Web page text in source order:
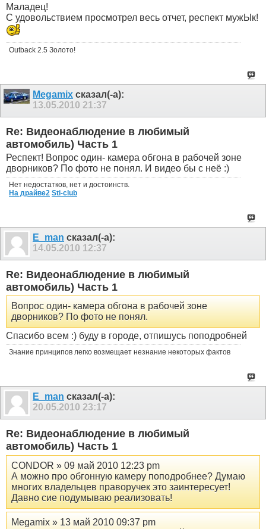
Маладец!
С удовольствием просмотрел весь отчет, респект мужЫк!
Outback 2.5 Золото!
Megamix сказал(-а):
13.05.2010 21:37
Re: Видеонаблюдение в любимый
автомобиль) Часть 1
Респект! Вопрос один- камера обгона в рабочей зоне
дворников? По фото не понял. И видео бы с неё :)
Нет недостатков, нет и достоинств.
На драйве2 Sti-club
E_man сказал(-а):
14.05.2010 12:37
Re: Видеонаблюдение в любимый
автомобиль) Часть 1
Вопрос один- камера обгона в рабочей зоне
дворников? По фото не понял.
Спасибо всем :) буду в городе, отпишусь поподробней
Знание принципов легко возмещает незнание некоторых фактов
E_man сказал(-а):
20.05.2010 23:17
Re: Видеонаблюдение в любимый
автомобиль) Часть 1
CONDOR » 09 май 2010 12:23 pm
А можно про обгонную камеру поподробнее? Думаю
многих владельцев праворучек это заинтересует!
Давно сие подумываю реализовать!
Megamix » 13 май 2010 09:37 pm